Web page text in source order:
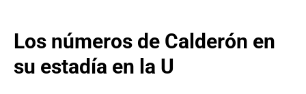
Los números de Calderón en
su estadía en la U